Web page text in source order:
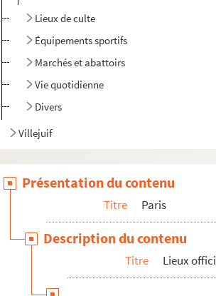
Lieux de culte
Équipements sportifs
Marchés et abattoirs
Vie quotidienne
Divers
Villejuif
Présentation du contenu
Titre Paris
Description du contenu
Titre Lieux